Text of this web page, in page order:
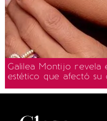
Galilea Montijo revela
estético que afectó su